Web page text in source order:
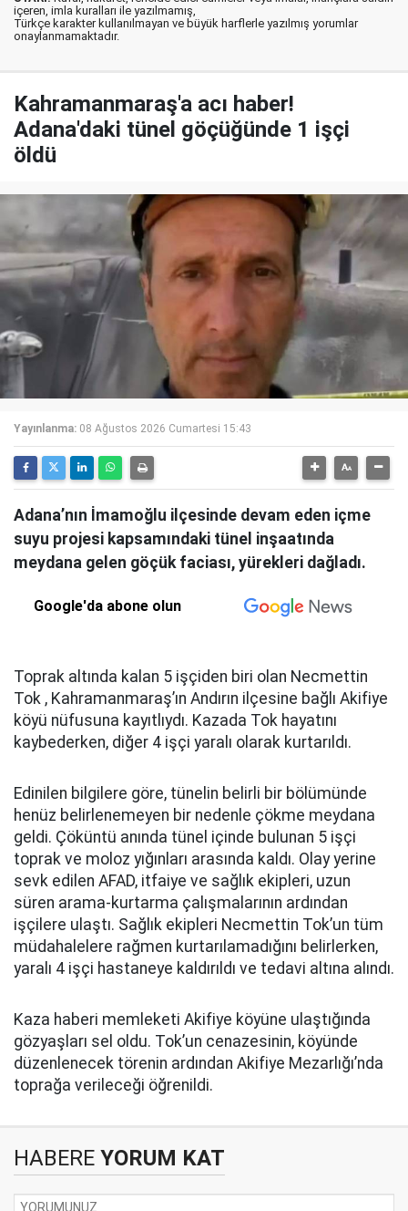
içeren, imla kuralları ile yazılmamış,
Türkçe karakter kullanılmayan ve büyük harflerle yazılmış yorumlar
onaylanmamaktadır.
Kahramanmaraş'a acı haber!
Adana'daki tünel göçüğünde 1 işçi
öldü
Yayınlanma: 08 Ağustos 2026 Cumartesi 15:43
Adana’nın İmamoğlu ilçesinde devam eden içme
suyu projesi kapsamındaki tünel inşaatında
meydana gelen göçük faciası, yürekleri dağladı.
Google'da abone olun
Toprak altında kalan 5 işçiden biri olan Necmettin
Tok , Kahramanmaraş’ın Andırın ilçesine bağlı Akifiye
köyü nüfusuna kayıtlıydı. Kazada Tok hayatını
kaybederken, diğer 4 işçi yaralı olarak kurtarıldı.
Edinilen bilgilere göre, tünelin belirli bir bölümünde
henüz belirlenemeyen bir nedenle çökme meydana
geldi. Çöküntü anında tünel içinde bulunan 5 işçi
toprak ve moloz yığınları arasında kaldı. Olay yerine
sevk edilen AFAD, itfaiye ve sağlık ekipleri, uzun
süren arama-kurtarma çalışmalarının ardından
işçilere ulaştı. Sağlık ekipleri Necmettin Tok’un tüm
müdahalelere rağmen kurtarılamadığını belirlerken,
yaralı 4 işçi hastaneye kaldırıldı ve tedavi altına alındı.
Kaza haberi memleketi Akifiye köyüne ulaştığında
gözyaşları sel oldu. Tok’un cenazesinin, köyünde
düzenlenecek törenin ardından Akifiye Mezarlığı’nda
toprağa verileceği öğrenildi.
HABERE YORUM KAT